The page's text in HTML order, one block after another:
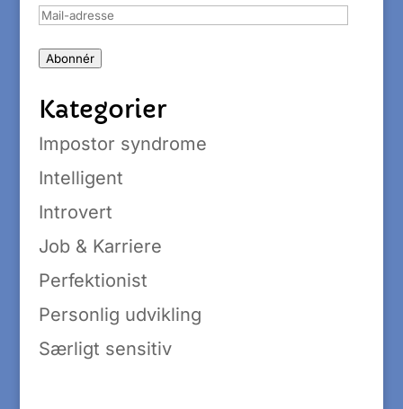
Mail-
Abonnér
Kategorier
Impostor syndrome
Intelligent
Introvert
Job & Karriere
Perfektionist
Personlig udvikling
Særligt sensitiv